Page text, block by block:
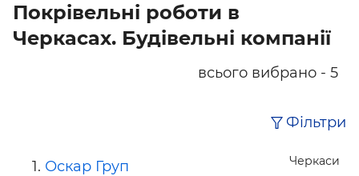
Покрівельні роботи в
Черкасах. Будівельні компанії
всього вибрано - 5
Фільтри
Черкаси
Оскар Груп